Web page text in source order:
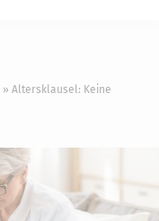
Altersklausel: Keine